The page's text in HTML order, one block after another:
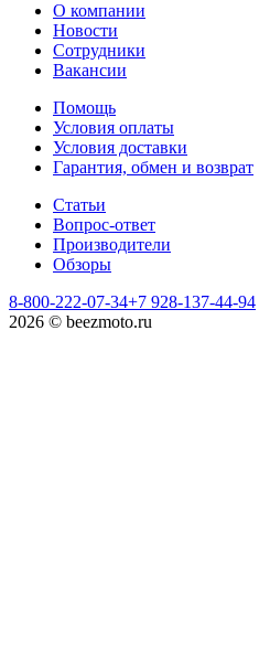
О компании
Новости
Сотрудники
Вакансии
Помощь
Условия оплаты
Условия доставки
Гарантия, обмен и возврат
Статьи
Вопрос-ответ
Производители
Обзоры
8-800-222-07-34+7 928-137-44-94
2026 © beezmoto.ru